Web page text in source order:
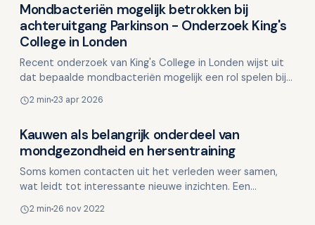
Dementie en mondgezondheid
Mondbacteriën mogelijk betrokken bij
achteruitgang Parkinson - Onderzoek King's
College in Londen
Recent onderzoek van King's College in Londen wijst uit
dat bepaalde mondbacteriën mogelijk een rol spelen bij
2 min 23 apr 2026
Dementie en mondgezondheid
Kauwen als belangrijk onderdeel van
mondgezondheid en hersentraining
Soms komen contacten uit het verleden weer samen,
wat leidt tot interessante nieuwe inzichten. Een
en …
2 min 26 nov 2022